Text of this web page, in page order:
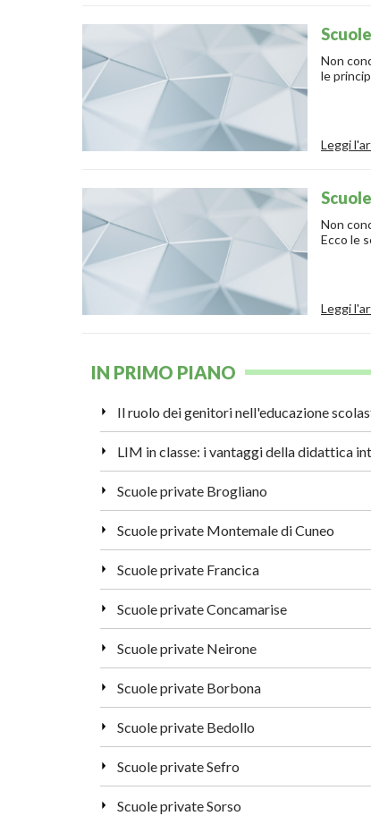
Non
le
Leggi
Non
Ecco le
Leggi
IN PRIMO PIANO
Scuole private Brogliano
Scuole private Montemale di Cuneo
Scuole private Francica
Scuole private Concamarise
Scuole private Neirone
Scuole private Borbona
Scuole private Bedollo
Scuole private Sefro
Scuole private Sorso